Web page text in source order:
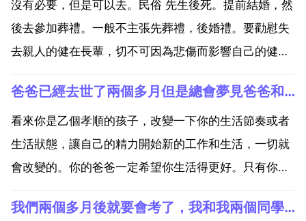
沒有必要，但是可以去。民俗 先生後死。提前結婚，然
後去參加葬禮。一般不主張先葬禮，後婚禮。要勸慰失
去親人的健在長輩，切不可因為悲傷而影響自己的健
的精力來處理眼下的事情。作為小輩要時給予力所能及
的幫助，包括心理上 物質上和生活上的幫助。遇到長輩
因悲傷過度...
爸爸已經去世了兩個多月但是總會夢見爸爸和棺材還在家裡
看來你是乙個孝順的孩子，改變一下你的生活節奏或者
生活狀態，讓自己的精力開始新的工作和生活，一切就
會改變的。你的爸爸一定希望你生活得更好。只有你生
爸已經去世了兩個多月，但是我總會夢見爸爸和棺材還我們兩個多月後就要會考了，我和我兩個同學對生物地理一竅不通